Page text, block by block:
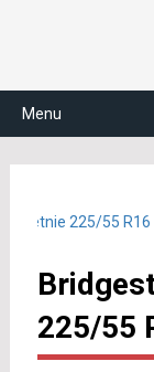
Menu
letnie 225/55 R16
225/55